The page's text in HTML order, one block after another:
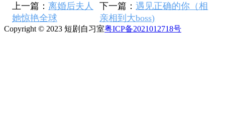
上一篇： 离婚后夫人
她惊艳全球
下一篇：遇见正确的你（相
亲相到大boss)
Copyright © 2023 短剧自习室粤ICP备2021012718号